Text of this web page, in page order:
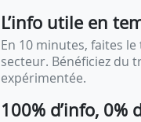
L’info utile en
En 10 minutes, faites
secteur. Bénéficiez du
expérimentée.
100% d’info, 0%